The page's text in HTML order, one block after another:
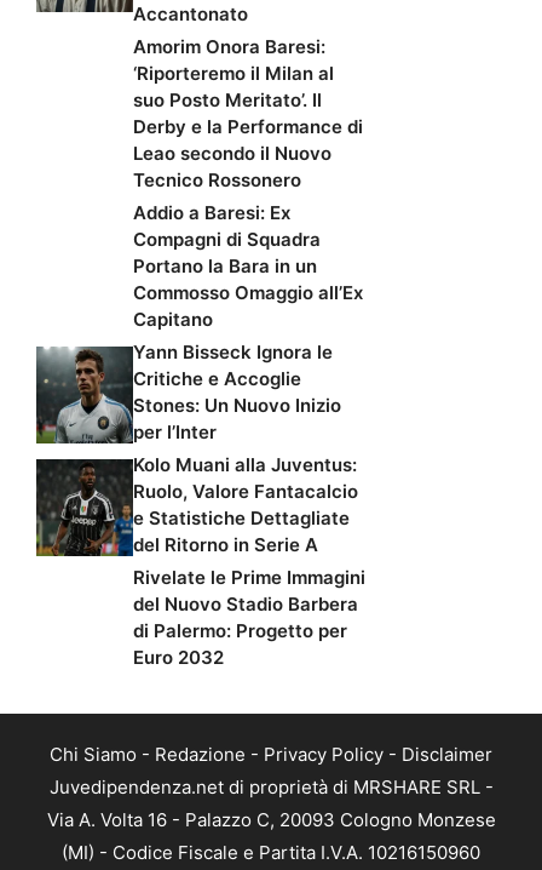
Accantonato
Amorim Onora Baresi:
‘Riporteremo il Milan al
suo Posto Meritato’. Il
Derby e la Performance di
Leao secondo il Nuovo
Tecnico Rossonero
Addio a Baresi: Ex
Compagni di Squadra
Portano la Bara in un
Commosso Omaggio all’Ex
Capitano
Yann Bisseck Ignora le
Critiche e Accoglie
Stones: Un Nuovo Inizio
per l’Inter
Kolo Muani alla Juventus:
Ruolo, Valore Fantacalcio
e Statistiche Dettagliate
del Ritorno in Serie A
Rivelate le Prime Immagini
del Nuovo Stadio Barbera
di Palermo: Progetto per
Euro 2032
Chi Siamo - Redazione - Privacy Policy - Disclaimer
Juvedipendenza.net di proprietà di MRSHARE SRL -
Via A. Volta 16 - Palazzo C, 20093 Cologno Monzese
(MI) - Codice Fiscale e Partita I.V.A. 10216150960